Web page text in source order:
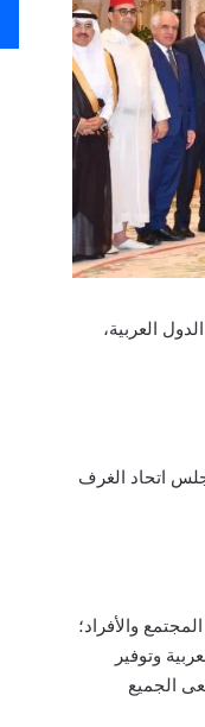
العربية،
اليوم الأربعاء، رؤساء الغرف التجارية الخليجية والعربية المشاركة في الدورة الـ 59 لمجلس اتحاد الغرف
والأفراد؛
وتوفير
الجميع